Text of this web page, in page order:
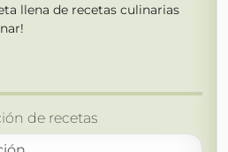
llena de recetas culinarias
de recetas